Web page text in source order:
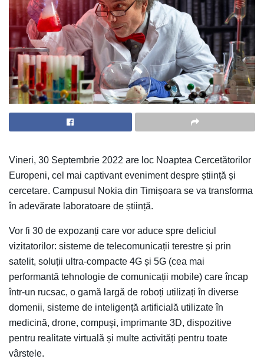
Vineri, 30 Septembrie 2022 are loc Noaptea Cercetătorilor
Europeni, cel mai captivant eveniment despre știință și
cercetare. Campusul Nokia din Timișoara se va transforma
în adevărate laboratoare de știință.
Vor fi 30 de expozanți care vor aduce spre deliciul
vizitatorilor: sisteme de telecomunicații terestre și prin
satelit, soluții ultra-compacte 4G și 5G (cea mai
performantă tehnologie de comunicații mobile) care încap
într-un rucsac, o gamă largă de roboți utilizați în diverse
domenii, sisteme de inteligență artificială utilizate în
medicină, drone, compuşi, imprimante 3D, dispozitive
pentru realitate virtuală și multe activități pentru toate
vârstele.